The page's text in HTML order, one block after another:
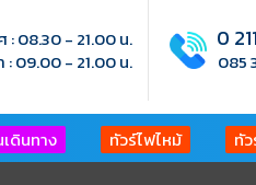
: 08.30 - 21.00 น.
: 09.00 - 21.00 น.
0
085
ดินทาง ทัวร์ไฟไหม้ ทั